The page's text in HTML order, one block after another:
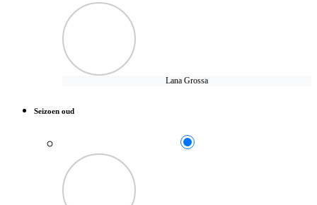
Lana Grossa
Seizoen oud